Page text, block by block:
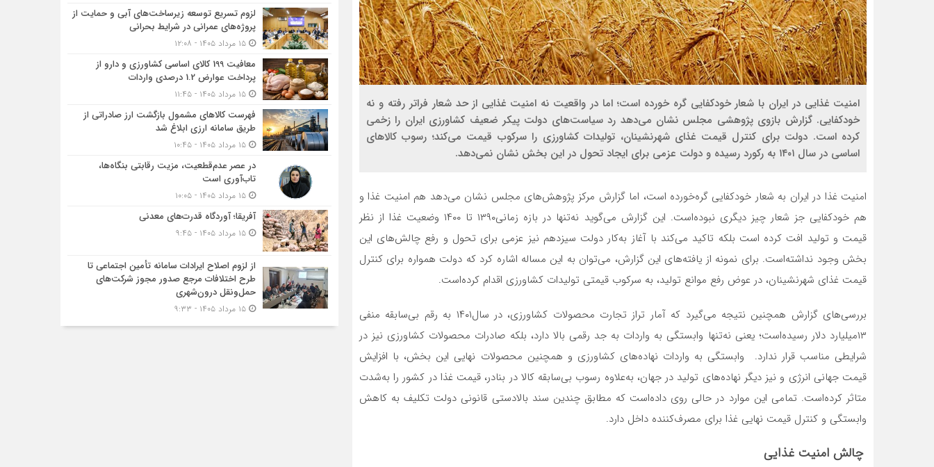
امنیت غذایی در ایران با شعار خودکفایی گره خورده است؛ اما در واقعیت نه امنیت غذایی از حد شعار فراتر رفته و نه
خودکفایی. گزارش بازوی پژوهشی مجلس نشان می‌دهد رد سیاست‌های دولت پیکر ضعیف کشاورزی ایران را زخمی
کرده است. دولت برای کنترل قیمت غذای شهرنشینان، تولیدات کشاورزی را سرکوب قیمت می‌کند؛ رسوب کالاهای
اساسی در سال ۱۴۰۱ به رکورد رسیده و دولت عزمی برای ایجاد تحول در این بخش نشان نمی‌دهد.
امنیت غذا در ایران به شعار خودکفایی گره‌خورده است، اما گزارش مرکز پژوهش‌های مجلس نشان می‌دهد هم امنیت غذا و
هم خودکفایی جز شعار چیز دیگری نبوده‌است. این گزارش می‌گوید نه‌تنها در بازه زمانی‌۱۳۹۰ تا ۱۴۰۰ وضعیت غذا از نظر
قیمت و تولید افت کرده است بلکه تاکید می‌کند با آغاز به‌کار دولت سیزدهم نیز عزمی برای تحول و رفع چالش‌های این
بخش وجود نداشته‌است. برای نمونه از یافته‌های این گزارش، می‌توان به این مساله اشاره کرد که دولت همواره برای کنترل
قیمت غذای شهرنشینان، در عوض رفع موانع تولید، به سرکوب قیمتی تولیدات کشاورزی اقدام کرده‌است.
بررسی‌های گزارش همچنین نتیجه می‌گیرد که آمار تراز تجارت محصولات کشاورزی، در سال‌۱۴۰۱ به رقم بی‌سابقه منفی
۱۳‌میلیارد دلار رسیده‌است؛ یعنی نه‌تنها وابستگی به واردات به جد رقمی بالا دارد، بلکه صادرات محصولات کشاورزی نیز در
شرایطی مناسب قرار ندارد. وابستگی به واردات نهاده‌‌‌‌های کشاورزی و همچنین محصولات نهایی این بخش، با افزایش
قیمت جهانی انرژی و نیز دیگر نهاده‌‌‌‌های تولید در جهان، به‌علاوه رسوب بی‌سابقه کالا در بنادر، قیمت غذا در کشور را به‌شدت
متاثر کرده‌است. تمامی این موارد در حالی روی ‌داده‌است که مطابق چندین سند بالادستی قانونی دولت تکلیف به کاهش
وابستگی و کنترل قیمت نهایی غذا برای مصرف‌کننده داخل دارد.
چالش امنیت غذایی
لزوم تسریع توسعه زیرساخت‌های آبی و حمایت از
پروژه‌های عمرانی در شرایط بحرانی
۱۵ مرداد ۱۴۰۵ - ۱۲:۰۸
معافیت 199 کالای اساسی کشاورزی و دارو از
پرداخت عوارض 1.2 درصدی واردات
۱۵ مرداد ۱۴۰۵ - ۱۱:۴۵
فهرست کالاهای مشمول بازگشت ارز صادراتی از
طریق سامانه ارزی ابلاغ شد
۱۵ مرداد ۱۴۰۵ - ۱۰:۴۵
در عصر عدم‌قطعیت، مزیت رقابتی بنگاه‌ها،
تاب‌آوری است
۱۵ مرداد ۱۴۰۵ - ۱۰:۰۵
آفریقا؛ آوردگاه قدرت‌های معدنی
۱۵ مرداد ۱۴۰۵ - ۹:۴۵
از لزوم اصلاح ایرادات سامانه تأمین اجتماعی تا
طرح اختلافات مرجع صدور مجوز شرکت‌های
حمل‌ونقل درون‌شهری
۱۵ مرداد ۱۴۰۵ - ۹:۳۳